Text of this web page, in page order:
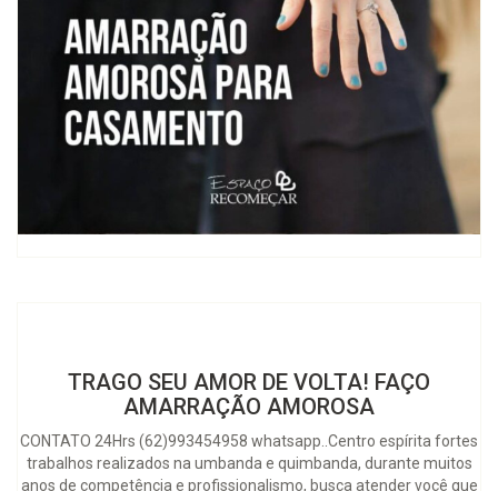
TRAGO SEU AMOR DE VOLTA! FAÇO
AMARRAÇÃO AMOROSA
CONTATO 24Hrs (62)993454958 whatsapp..Centro espírita fortes
trabalhos realizados na umbanda e quimbanda, durante muitos
anos de competência e profissionalismo, busca atender você que